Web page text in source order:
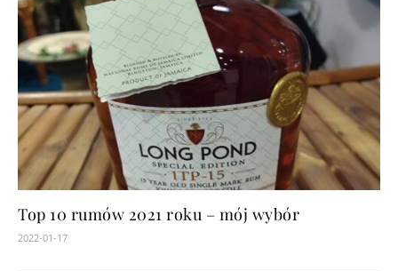
Top 10 rumów 2021 roku – mój wybór
2022-01-17